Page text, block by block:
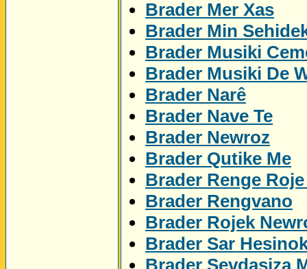
Brader Mer Xas
Brader Min
Brader Musiki
Brader Musiki De
Brader Narê
Brader Nave Te
Brader Newroz
Brader Qutike Me
Brader Renge
Brader Rengvano
Brader Rojek
Brader Sar
Brader Sevdasiza